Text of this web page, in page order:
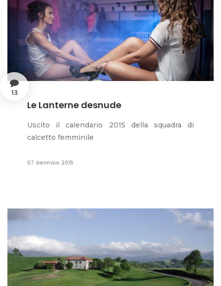
13
Le Lanterne desnude
Uscito il calendario 2015 della squadra di
calcetto femminile
07 Gennaio 2015